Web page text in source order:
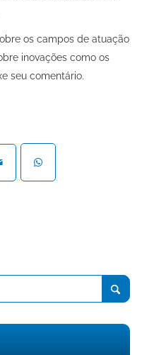
os campos de atuação
inovações como os
seu comentário.